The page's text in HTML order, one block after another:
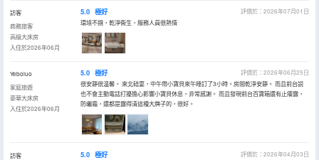
訪客
商務旅客
高級大床房
入住於2026年06月
5.0 極好
評價於：2026年07月01日
環境不錯，乾淨衞生，服務人員很熱情
Yeboluo
家庭旅遊
豪華大床房
入住於2026年06月
5.0 極好
評價於：2026年06月25日
很安靜很温馨。 來北碚耍，中午帶小寶貝來午睡訂了3小時。房間乾淨安靜。 而且前台説
也不會主動電話打擾擔心影響小寶貝休息，非常感謝。 而且發現前台百寶箱還有止癢露，
防曬霜，還都是露得清這種大牌子的，很好。
訪客
5.0 極好
評價於：2026年04月03日